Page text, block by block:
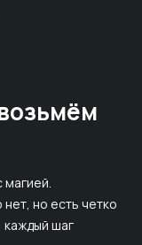
но есть четко
каждый шаг